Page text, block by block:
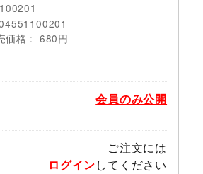
価格
680円
会員のみ公開
ご注文には
ログインしてください